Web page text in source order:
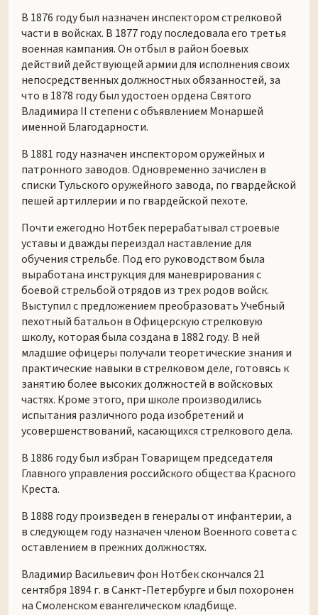
В 1876 году был назначен инспектором стрелковой
части в войсках. В 1877 году последовала его третья
военная кампания. Он отбыл в район боевых
действий действующей армии для исполнения своих
непосредственных должностных обязанностей, за
что в 1878 году был удостоен ордена Святого
Владимира II степени с объявлением Монаршей
именной Благодарности.
В 1881 году назначен инспектором оружейных и
патронного заводов. Одновременно зачислен в
списки Тульского оружейного завода, по гвардейской
пешей артиллерии и по гвардейской пехоте.
Почти ежегодно Нотбек перерабатывал строевые
уставы и дважды переиздал наставление для
обучения стрельбе. Под его руководством была
выработана инструкция для маневрирования с
боевой стрельбой отрядов из трех родов войск.
Выступил с предложением преобразовать Учебный
пехотный батальон в Офицерскую стрелковую
школу, которая была создана в 1882 году. В ней
младшие офицеры получали теоретические знания и
практические навыки в стрелковом деле, готовясь к
занятию более высоких должностей в войсковых
частях. Кроме этого, при школе производились
испытания различного рода изобретений и
усовершенствований, касающихся стрелкового дела.
В 1886 году был избран Товарищем председателя
Главного управления российского общества Красного
Креста.
В 1888 году произведен в генералы от инфантерии, а
в следующем году назначен членом Военного совета с
оставлением в прежних должностях.
Владимир Васильевич фон Нотбек скончался 21
сентября 1894 г. в Санкт-Петербурге и был похоронен
на Смоленском евангелическом кладбище.